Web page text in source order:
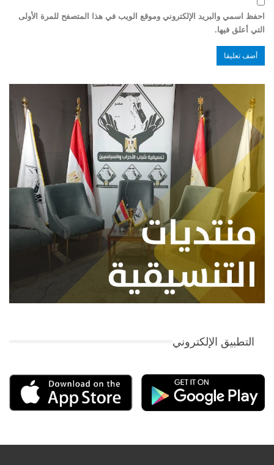
احفظ اسمي والبريد الإلكتروني وموقع الويب في هذا المتصفح للمرة الأولى
التي أعلق فيها.
التطبيق الإلكتروني